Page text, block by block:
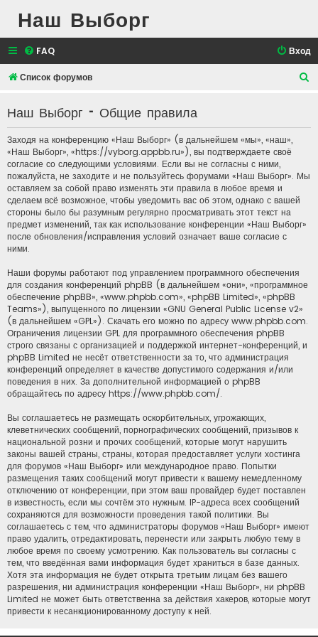
Наш Выборг
FAQ Вход
Список форумов
с
Наш Выборг - Общие правила
Заходя на конференцию «Наш Выборг» (в дальнейшем «мы», «наш»,
«Наш Выборг», «https://vyborg.appbb.ru»), вы подтверждаете своё
согласие со следующими условиями. Если вы не согласны с ними,
пожалуйста, не заходите и не пользуйтесь форумами «Наш Выборг». Мы
оставляем за собой право изменять эти правила в любое время и
сделаем всё возможное, чтобы уведомить вас об этом, однако с вашей
стороны было бы разумным регулярно просматривать этот текст на
предмет изменений, так как использование конференции «Наш Выборг»
после обновления/исправления условий означает ваше согласие с
ними.
Наши форумы работают под управлением программного обеспечения
для создания конференций phpBB (в дальнейшем «они», «программное
обеспечение phpBB», «www.phpbb.com», «phpBB Limited», «phpBB
Teams»), выпущенного по лицензии «GNU General Public License v2»
(в дальнейшем «GPL»). Скачать его можно по адресу www.phpbb.com.
Ограничения лицензии GPL для программного обеспечения phpBB
строго связаны с организацией и поддержкой интернет-конференций, и
phpBB Limited не несёт ответственности за то, что администрация
конференций определяет в качестве допустимого содержания и/или
поведения в них. За дополнительной информацией о phpBB
обращайтесь по адресу https://www.phpbb.com/.
Вы соглашаетесь не размещать оскорбительных, угрожающих,
клеветнических сообщений, порнографических сообщений, призывов к
национальной розни и прочих сообщений, которые могут нарушить
законы вашей страны, страны, которая предоставляет услуги хостинга
для форумов «Наш Выборг» или международное право. Попытки
размещения таких сообщений могут привести к вашему немедленному
отключению от конференции, при этом ваш провайдер будет поставлен
в известность, если мы сочтём это нужным. IP-адреса всех сообщений
сохраняются для возможности проведения такой политики. Вы
соглашаетесь с тем, что администраторы форумов «Наш Выборг» имеют
право удалить, отредактировать, перенести или закрыть любую тему в
любое время по своему усмотрению. Как пользователь вы согласны с
тем, что введённая вами информация будет храниться в базе данных.
Хотя эта информация не будет открыта третьим лицам без вашего
разрешения, ни администрация конференции «Наш Выборг», ни phpBB
Limited не может быть ответственна за действия хакеров, которые могут
привести к несанкционированному доступу к ней.